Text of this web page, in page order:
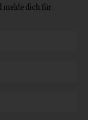
melde dich für